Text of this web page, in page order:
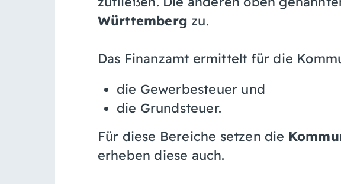
Württemberg zu.
Das Finanzamt ermittelt für die
die Gewerbesteuer und
die Grundsteuer.
Für diese Bereiche setzen die
erheben diese auch.